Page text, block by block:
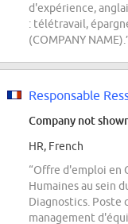
d'expérience,
: télétravail,
(COMPANY
Responsable
Company not
HR, French
“Offre d'emploi en
Humaines au sein
Diagnostics. Poste
management